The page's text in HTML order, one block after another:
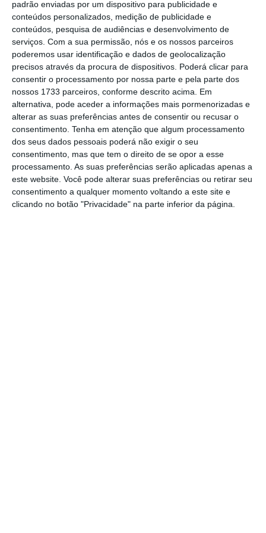
padrão enviadas por um dispositivo para publicidade e
conteúdos personalizados, medição de publicidade e
conteúdos, pesquisa de audiências e desenvolvimento de
serviços. Com a sua permissão, nós e os nossos parceiros
poderemos usar identificação e dados de geolocalização
precisos através da procura de dispositivos. Poderá clicar para
consentir o processamento por nossa parte e pela parte dos
nossos 1733 parceiros, conforme descrito acima. Em
alternativa, pode aceder a informações mais pormenorizadas e
alterar as suas preferências antes de consentir ou recusar o
consentimento. Tenha em atenção que algum processamento
dos seus dados pessoais poderá não exigir o seu
consentimento, mas que tem o direito de se opor a esse
processamento. As suas preferências serão aplicadas apenas a
este website. Você pode alterar suas preferências ou retirar seu
consentimento a qualquer momento voltando a este site e
clicando no botão "Privacidade" na parte inferior da página.
cotava 100.Em dez anos, o preço dos imóveis
comerciais aumentou 56,25% ou 4,6% por ano.
Mesmo assim, o imobiliário residencial
continua a bater a concorrência. O Índice de
Preços da Habitação (IPHab) subiu 17,6% em
2025, mais 7,5 pontos percentuais do que o
IPPCom. Esta diferença até aumentou face a
2024, quando o fosso era de 4,4 pontos
percentuais, o que significa quea habitação
está a valorizar-se a um ritmo
significativamente mais rápido do que os